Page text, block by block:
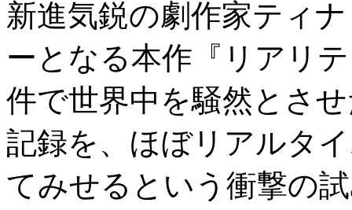
新進気鋭の劇作家ティ
ーとなる本作『リアリ
件で世界中を騒然とさ
記録を、ほぼリアルタ
てみせるという衝撃の